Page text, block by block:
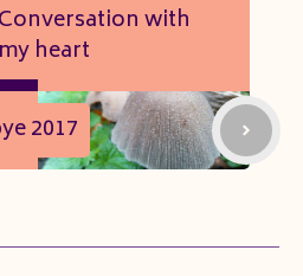
Conversation with
my heart
2017